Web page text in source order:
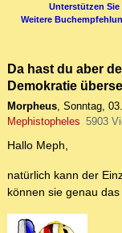
Unterstützen Sie
Weitere
Da hast du aber
Demokratie
Morpheus, Sonntag,
Mephistopheles 5903
Hallo Meph,
natürlich kann der
können sie genau